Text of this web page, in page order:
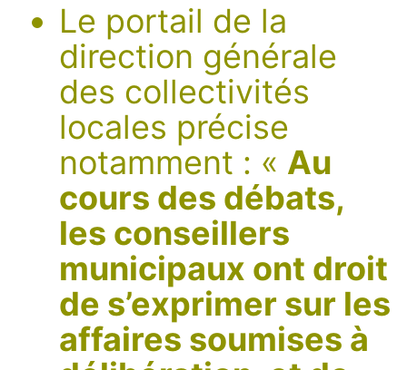
Le portail de la
direction générale
des collectivités
locales précise
notamment : « Au
cours des débats,
les conseillers
municipaux ont droit
de s’exprimer sur les
affaires soumises à